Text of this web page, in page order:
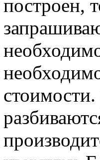
построен,